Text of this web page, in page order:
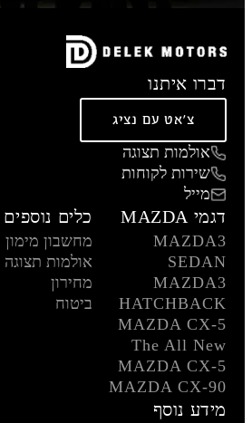
דברו איתנו
צ'אט עם נציג
אולמות תצוגה
שירות לקוחות
מייל
דגמי MAZDA
MAZDA3
SEDAN
MAZDA3
HATCHBACK
MAZDA CX-5
The All New
MAZDA CX-5
MAZDA CX-90
כלים נוספים
מחשבון מימון
אולמות תצוגה
מחירון
ביטוח
מידע נוסף